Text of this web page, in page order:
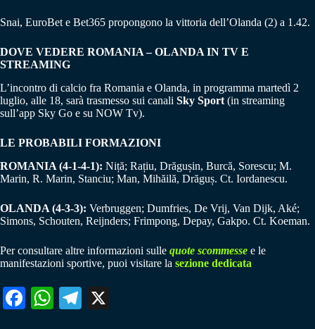
Snai, EuroBet e Bet365 propongono la vittoria dell’Olanda (2) a 1.42.
DOVE VEDERE ROMANIA – OLANDA IN TV E
STREAMING
L’incontro di calcio fra Romania e Olanda, in programma martedì 2
luglio, alle 18, sarà trasmesso sui canali Sky Sport (in streaming
sull’app Sky Go e su NOW Tv).
LE PROBABILI FORMAZIONI
ROMANIA (4-1-4-1): Niță; Rațiu, Drăgușin, Burcă, Sorescu; M.
Marin, R. Marin, Stanciu; Man, Mihăilă, Drăguș. Ct. Iordanescu.
OLANDA (4-3-3): Verbruggen; Dumfries, De Vrij, Van Dijk, Aké;
Simons, Schouten, Reijnders; Frimpong, Depay, Gakpo. Ct. Koeman.
Per consultare altre informazioni sulle quote scommesse e le
manifestazioni sportive, puoi visitare la sezione dedicata
Fa W
Te